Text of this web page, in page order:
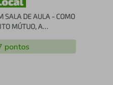
SALA DE AULA - COMO
MÚTUO, A
pontos